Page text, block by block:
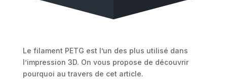
Le filament PETG est l’un des plus utilisé dans
l’impression 3D. On vous propose de découvrir
pourquoi au travers de cet article.